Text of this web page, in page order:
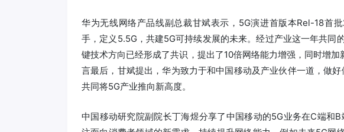
华为无线网络产品线副总裁甘斌表示，5G演进首版本Rel-18首
手，定义5.5G，共建5G可持续发展的未来。经过产业这一年共同
键技术方向已经形成了共识，提出了10倍网络能力增强，同时增
言最后，甘斌提出，华为致力于和中国移动及产业伙伴一道，做
共同将5G产业推向新高度。
中国移动研究院副院长丁海煜分享了中国移动的5G业务在C端和